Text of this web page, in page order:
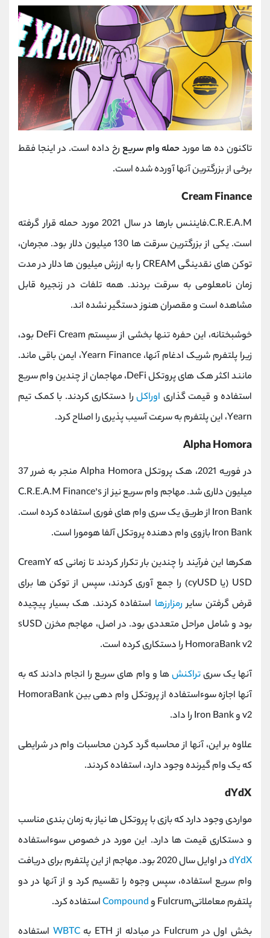
تاکنون ده ها موردحمله وام سریع رخ داده است. در اینجا فقط
برخی از بزرگترین آنها آورده شده است.
Cream Finance
C.R.E.A.M.فایننس بارها در سال 2021 مورد حمله قرار گرفته
است. یکی از بزرگترین سرقت ها 130 میلیون دلار بود. مجرمان،
توکن‌ های نقدینگی CREAM را به ارزش میلیون ‌ها دلار در مدت
زمان نامعلومی به سرقت بردند. همه تلفات در زنجیره قابل
مشاهده است و مقصران هنوز دستگیر نشده اند.
خوشبختانه، این حفره تنها بخشی از سیستم DeFi Cream بود،
زیرا پلتفرم شریک ادغام آنها، Yearn Finance، ایمن باقی ماند.
مانند اکثر هک‌ های پروتکل DeFi، مهاجمان از چندین وام سریع
استفاده و قیمت‌ گذاری اوراکل را دستکاری کردند. با کمک تیم
Yearn، این پلتفرم به سرعت آسیب پذیری را اصلاح کرد.
Alpha Homora
در فوریه 2021، هک پروتکل Alpha Homora منجر به ضرر 37
میلیون دلاری شد. مهاجم وام سریع نیز از C.R.E.A.M Finance’s
Iron Bank از طریق یک سری وام های فوری استفاده کرده است.
Iron Bank بازوی وام دهنده پروتکل آلفا هومورا است.
هکرها این فرآیند را چندین بار تکرار کردند تا زمانی که CreamY
USD (یا cyUSD) را جمع آوری کردند، سپس از توکن ها برای
قرض گرفتن سایر رمزارزها استفاده کردند. هک بسیار پیچیده
بود و شامل مراحل متعددی بود. در اصل، مهاجم مخزن sUSD
HomoraBank v2 را دستکاری کرده است.
آنها یک سریتراکنشها و وام های سریع را انجام دادند که به
آنها اجازه سوءاستفاده از پروتکل وام دهی بین HomoraBank
v2 و Iron Bank را داد.
علاوه بر این، آنها از محاسبه گرد کردن محاسبات وام در شرایطی
که یک وام گیرنده وجود دارد، استفاده کردند.
dYdX
مواردی وجود دارد که بازی با پروتکل ها نیاز به زمان بندی مناسب
و دستکاری قیمت ها دارد. این مورد در خصوص سوءاستفاده
dYdX
در اوایل سال 2020 بود. مهاجم از این پلتفرم برای دریافت
وام سریع استفاده، سپس وجوه را تقسیم کرد و از آنها در دو
پلتفرم معاملاتیFulcrum و
Compoundاستفاده کرد.
بخش اول در Fulcrum در مبادله از ETH به
WBTC استفاده